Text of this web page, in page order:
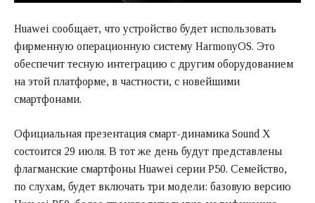
Huawei сообщает, что устройство будет использовать
фирменную операционную систему HarmonyOS. Это
обеспечит тесную интеграцию с другим оборудованием
на этой платформе, в частности, с новейшими
смартфонами.
Официальная презентация смарт-динамика Sound X
состоится 29 июля. В тот же день будут представлены
флагманские смартфоны Huawei серии P50. Семейство,
по слухам, будет включать три модели: базовую версию